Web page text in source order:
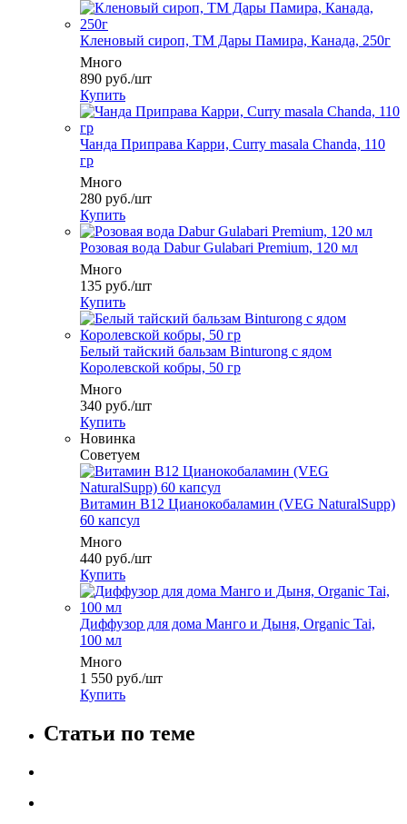
Кленовый сироп, ТМ Дары Памира, Канада, 250г
Много
890 руб./шт
Купить
Чанда Приправа Карри, Curry masala Chanda, 110
гр
Много
280 руб./шт
Купить
Розовая вода Dabur Gulabari Premium, 120 мл
Много
135 руб./шт
Купить
Белый тайский бальзам Binturong с ядом
Королевской кобры, 50 гр
Много
340 руб./шт
Купить
Новинка
Советуем
Витамин В12 Цианокобаламин (VEG NaturalSupp)
60 капсул
Много
440 руб./шт
Купить
Диффузор для дома Манго и Дыня, Organic Tai,
100 мл
Много
1 550 руб./шт
Купить
Статьи по теме